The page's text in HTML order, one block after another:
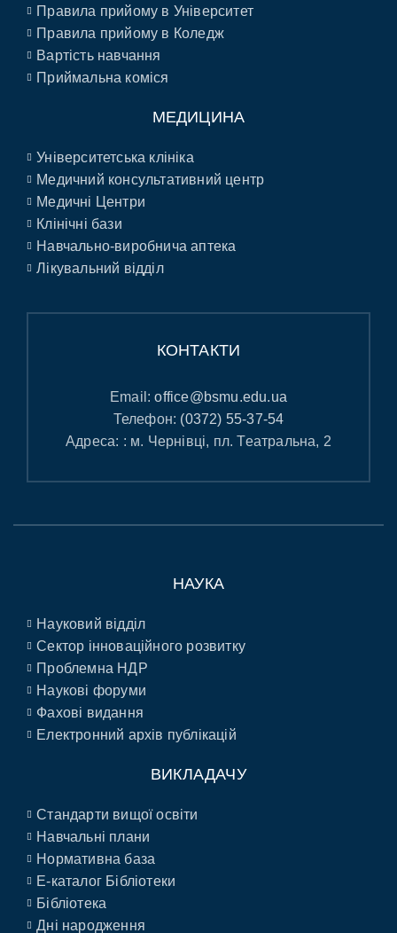
Правила прийому в Університет
Правила прийому в Коледж
Вартість навчання
Приймальна коміся
МЕДИЦИНА
Університетська клініка
Медичний консультативний центр
Медичні Центри
Клінічні бази
Навчально-виробнича аптека
Лікувальний відділ
КОНТАКТИ
Email:office@bsmu.edu.ua
Телефон: (0372) 55-37-54
Адреса: : м. Чернівці, пл. Театральна, 2
НАУКА
Науковий відділ
Сектор інноваційного розвитку
Проблемна НДР
Наукові форуми
Фахові видання
Електронний архів публікацій
ВИКЛАДАЧУ
Стандарти вищої освіти
Навчальні плани
Нормативна база
E-каталог Бібліотеки
Бібліотека
Дні народження